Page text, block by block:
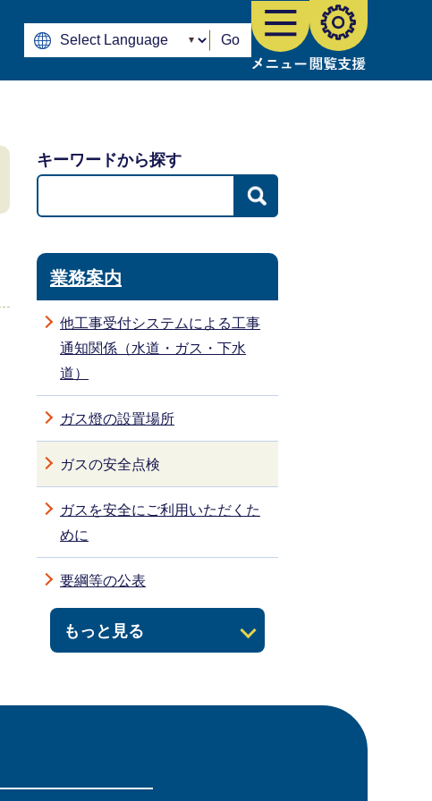
Go
キーワードから探す
業務案内
他工事受付システムによる工事
通知関係（水道・ガス・下水
道）
ガス燈の設置場所
ガスの安全点検
もっと見る
ガスを安全にご利用いただくた
めに
要綱等の公表